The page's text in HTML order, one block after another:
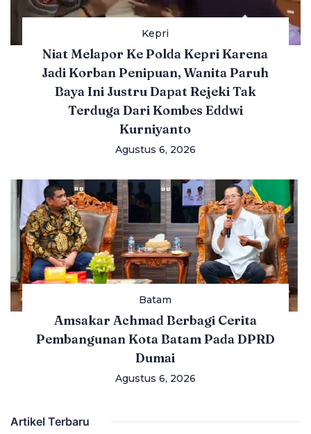
Kepri
Niat Melapor Ke Polda Kepri Karena
Jadi Korban Penipuan, Wanita Paruh
Baya Ini Justru Dapat Rejeki Tak
Terduga Dari Kombes Eddwi
Kurniyanto
Agustus 6, 2026
Batam
Amsakar Achmad Berbagi Cerita
Pembangunan Kota Batam Pada DPRD
Dumai
Agustus 6, 2026
Artikel Terbaru